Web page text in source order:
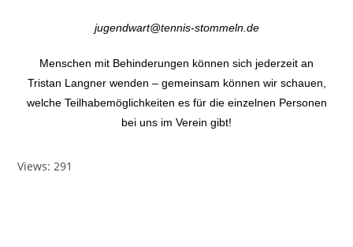
jugendwart@tennis-stommeln.de
Menschen mit Behinderungen können sich jederzeit an
Tristan Langner wenden – gemeinsam können wir schauen,
welche Teilhabemöglichkeiten es für die einzelnen Personen
bei uns im Verein gibt!
Views: 291